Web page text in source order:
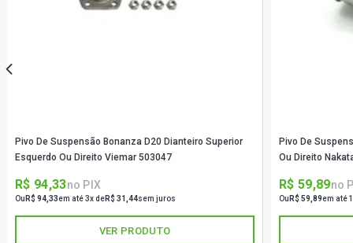
Pivo De Suspensão Bonanza D20 Dianteiro Superior
Esquerdo Ou Direito Viemar 503047
R$ 94,33no PIX
Ou R$ 94,33em até 3x deR$ 31,44sem juros
VER PRODUTO
Pivo De
Ou Direito
R$ 59,89no
Ou R$ 59,89em até